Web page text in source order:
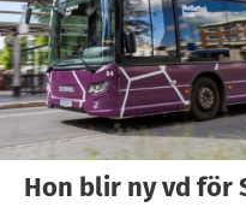
Hon blir ny vd för